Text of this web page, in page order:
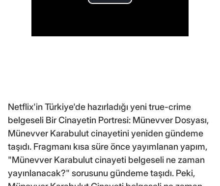
Netflix'in Türkiye'de hazırladığı yeni true-crime
belgeseli Bir Cinayetin Portresi: Münevver Dosyası,
Münevver Karabulut cinayetini yeniden gündeme
taşıdı. Fragmanı kısa süre önce yayımlanan yapım,
"Münevver Karabulut cinayeti belgeseli ne zaman
yayınlanacak?" sorusunu gündeme taşıdı. Peki,